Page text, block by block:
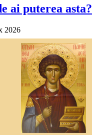
ai puterea asta?
2026